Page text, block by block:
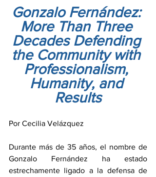
Gonzalo Fernández:
More Than Three
Decades Defending
the Community with
Professionalism,
Humanity, and
Results
Por Cecilia Velázquez
Durante más de 35 años, el nombre de
Gonzalo Fernández ha estado
estrechamente ligado a la defensa de